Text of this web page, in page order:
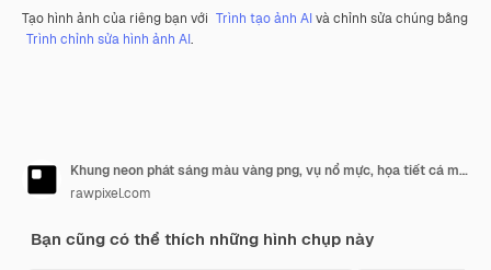
Tạo hình ảnh của riêng bạn với Trình tạo ảnh AIvà chỉnh sửa chúng bằng
Trình chỉnh sửa hình ảnh AI.
Khung neon phát sáng màu vàng png, vụ nổ mực, họa tiết cá mập
rawpixel.com
Bạn cũng có thể thích những hình chụp này